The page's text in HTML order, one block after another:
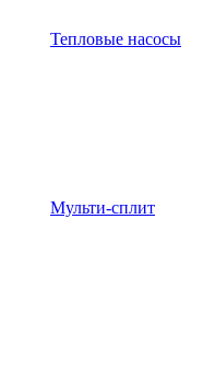
Тепловые насосы
Мульти-сплит